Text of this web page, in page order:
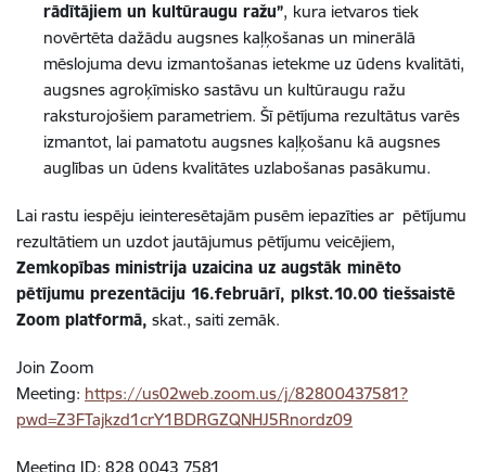
rādītājiem un kultūraugu ražu”, kura ietvaros tiek
novērtēta dažādu augsnes kaļķošanas un minerālā
mēslojuma devu izmantošanas ietekme uz ūdens kvalitāti,
augsnes agroķīmisko sastāvu un kultūraugu ražu
raksturojošiem parametriem. Šī pētījuma rezultātus varēs
izmantot, lai pamatotu augsnes kaļķošanu kā augsnes
auglības un ūdens kvalitātes uzlabošanas pasākumu.
Lai rastu iespēju ieinteresētajām pusēm iepazīties ar pētījumu
rezultātiem un uzdot jautājumus pētījumu veicējiem,
Zemkopības ministrija uzaicina uz augstāk minēto
pētījumu prezentāciju 16.februārī, plkst.10.00 tiešsaistē
Zoom platformā, skat., saiti zemāk.
Join Zoom
Meeting: https://us02web.zoom.us/j/82800437581?
pwd=Z3FTajkzd1crY1BDRGZQNHJ5Rnordz09
Meeting ID: 828 0043 7581